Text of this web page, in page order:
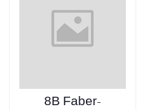
8B Faber-